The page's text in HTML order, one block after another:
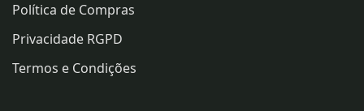
Política de Compras
Privacidade RGPD
Termos e Condições